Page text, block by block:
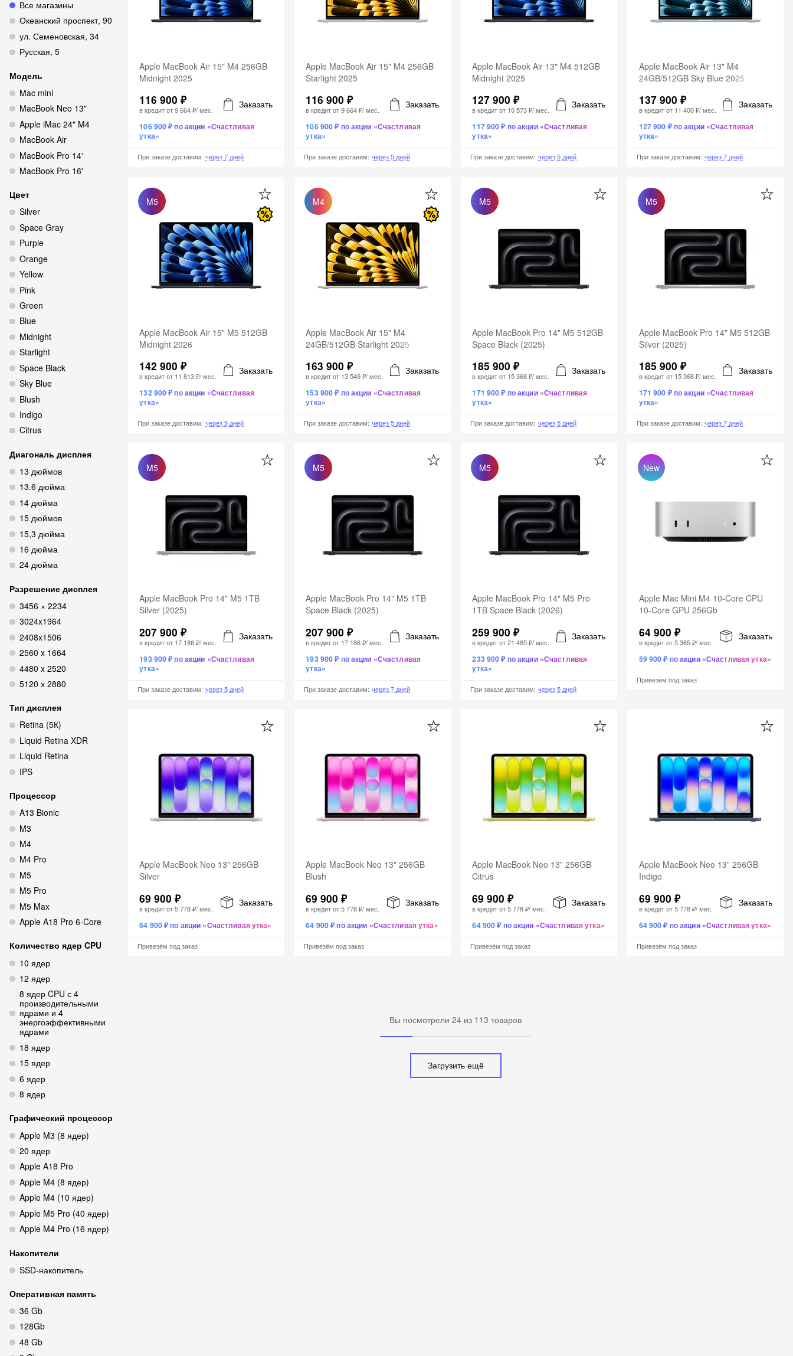
Все магазины
Океанский проспект, 90
ул. Семеновская, 34
Русская, 5
Модель
Mac mini
MacBook Neo 13"
Apple iMac 24" M4
MacBook Air
MacBook Pro 14'
MacBook Pro 16'
Цвет
Silver
Space Gray
Purple
Orange
Yellow
Pink
Green
Blue
Midnight
Starlight
Space Black
Sky Blue
Blush
Indigo
Citrus
Диагональ дисплея
13 дюймов
13.6 дюйма
14 дюйма
15 дюймов
15,3 дюйма
16 дюйма
24 дюйма
Разрешение дисплея
3456 × 2234
3024x1964
2408x1506
2560 x 1664
4480 x 2520
5120 х 2880
Тип дисплея
Retina (5К)
Liquid Retina XDR
Liquid Retina
IPS
Процессор
A13 Bionic
M3
M4
M4 Pro
M5
M5 Pro
M5 Max
Apple A18 Pro 6-Core
Количество ядер CPU
10 ядер
12 ядер
8 ядер CPU с 4
производительными
ядрами и 4
энергоэффективными
ядрами
18 ядер
15 ядер
6 ядер
8 ядер
Графический процессор
Apple M3 (8 ядер)
20 ядер
Apple A18 Pro
Apple M4 (8 ядер)
Apple M4 (10 ядер)
Apple M5 Pro (40 ядер)
Apple M4 Pro (16 ядер)
Накопители
SSD‑накопитель
Оперативная память
36 Gb
128Gb
48 Gb
Apple MacBook Air 15" M4 256GB
Midnight 2025
116 900 ₽
в кредит от9 664 ₽/ мес.
Заказать
106 900 ₽ по акции «Счастливая
утка»
При заказе доставим: через 7 дней
Apple MacBook Air 15" M4 256GB
Starlight 2025
116 900 ₽
в кредит от9 664 ₽/ мес.
Заказать
106 900 ₽ по акции «Счастливая
утка»
При заказе доставим: через 5 дней
Apple MacBook Air 13" M4 512GB
Midnight 2025
127 900 ₽
в кредит от 10 573 ₽/ мес.
Заказать
117 900 ₽ по акции «Счастливая
утка»
При заказе доставим: через 5 дней
Apple MacBook Air 13" M4
24GB/512GB Sky Blue 2025
137 900 ₽
в кредит от 11 400 ₽/ мес.
Заказать
127 900 ₽ по акции «Счастливая
утка»
При заказе доставим: через 7 дней
M5
Apple MacBook Air 15" M5 512GB
Midnight 2026
142 900 ₽
в кредит от 11 813 ₽/ мес.
Заказать
132 900 ₽ по акции «Счастливая
утка»
При заказе доставим: через 5 дней
M4
Apple MacBook Air 15" M4
24GB/512GB Starlight 2025
163 900 ₽
в кредит от 13 549 ₽/ мес.
Заказать
153 900 ₽ по акции «Счастливая
утка»
При заказе доставим: через 5 дней
M5
Apple MacBook Pro 14" M5 512GB
Space Black (2025)
185 900 ₽
в кредит от 15 368 ₽/ мес.
Заказать
171 900 ₽ по акции «Счастливая
утка»
При заказе доставим: через 5 дней
M5
Apple MacBook Pro 14" M5 512GB
Silver (2025)
185 900 ₽
в кредит от 15 368 ₽/ мес.
Заказать
171 900 ₽ по акции «Счастливая
утка»
При заказе доставим: через 7 дней
M5
Apple MacBook Pro 14" M5 1TB
Silver (2025)
207 900 ₽
в кредит от 17 186 ₽/ мес.
Заказать
193 900 ₽ по акции «Счастливая
утка»
При заказе доставим: через 5 дней
M5
Apple MacBook Pro 14" M5 1TB
Space Black (2025)
207 900 ₽
в кредит от 17 186 ₽/ мес.
Заказать
193 900 ₽ по акции «Счастливая
утка»
При заказе доставим: через 7 дней
M5
Apple MacBook Pro 14" M5 Pro
1TB Space Black (2026)
259 900 ₽
в кредит от21 485 ₽/ мес.
Заказать
233 900 ₽ по акции «Счастливая
утка»
При заказе доставим: через 5 дней
New
Apple Mac Mini M4 10-Core CPU
10-Core GPU 256Gb
64 900 ₽
в кредит от5 365 ₽/ мес.
Заказать
59 900 ₽ по акции «Счастливая утка»
Привезём под заказ
Apple MacBook Neo 13" 256GB
Silver
69 900 ₽
в кредит от5 778 ₽/ мес.
Заказать
64 900 ₽ по акции «Счастливая утка»
Привезём под заказ
Apple MacBook Neo 13" 256GB
Blush
69 900 ₽
в кредит от5 778 ₽/ мес.
Заказать
64 900 ₽ по акции «Счастливая утка»
Привезём под заказ
Apple MacBook Neo 13" 256GB
Citrus
69 900 ₽
в кредит от5 778 ₽/ мес.
Заказать
64 900 ₽ по акции «Счастливая утка»
Привезём под заказ
Apple MacBook Neo 13" 256GB
Indigo
69 900 ₽
в кредит от5 778 ₽/ мес.
Заказать
64 900 ₽ по акции «Счастливая утка»
Привезём под заказ
Вы посмотрели24 из 113 товаров
Загрузить ещё